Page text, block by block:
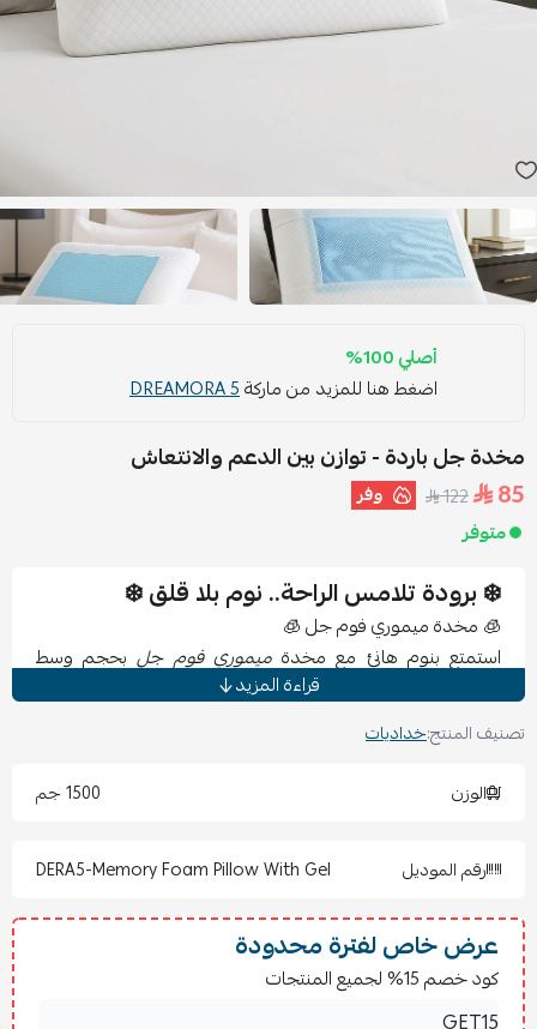
أصلي 100%
اضغط هنا للمزيد من ماركةDREAMORA 5
مخدة جل باردة - توازن بين الدعم والانتعاش
85
122 وفر
متوفر
❄️ برودة تلامس الراحة.. نوم بلا قلق ❄️
🧊 مخدة ميموري فوم جل 🧊
استمتع بنوم هانئ مع مخدةميموري فوم جلبحجم وسط
وليونة مثالية، مزودة بطبقة جل بارد تحافظ على الانتعاش والراحة
طوال الليل.
المقاس:
تعليمات الغسيل والعناية:
لا تُغسل في الغسالة.
تُنظف بقطعة قماش مبللة عند الحاجة.
يُفضل استخدام كيس وسادة إضافي لحمايتها.
تُترك في مكان جيد التهوية عند الحاجة لتجديد الانتعاش.
قراءة المزيد
تصنيف المنتج:خداديات
الوزن
1500 جم
رقم الموديل DERA5-Memory Foam Pillow With Gel
عرض خاص لفترة محدودة
كود خصم 15% لجميع المنتجات